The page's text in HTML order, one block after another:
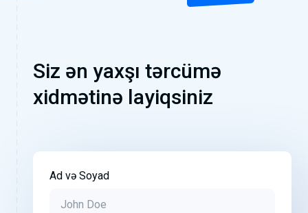
Siz ən yaxşı tərcümə
xidmətinə layiqsiniz
Ad və Soyad